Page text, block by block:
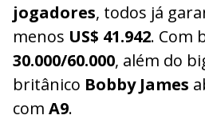
jogadores, todos já
menos US$ 41.942. Com
30.000/60.000, além do
britânico Bobby James
com A9.